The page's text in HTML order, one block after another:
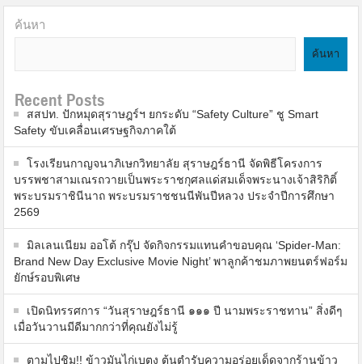
ค้นหา
ค้นหา
Recent Posts
สสปท. ปักหมุดสุราษฎร์ฯ ยกระดับ “Safety Culture” ชู Smart
Safety ขับเคลื่อนเศรษฐกิจภาคใต้
โรงเรียนกาญจนาภิเษกวิทยาลัย สุราษฎร์ธานี จัดพิธีโครงการ
บรรพชาสามเณรถวายเป็นพระราชกุศลแด่สมเด็จพระนางเจ้าสิริกิติ์
พระบรมราชินีนาถ พระบรมราชชนนีพันปีหลวง ประจำปีการศึกษา
2569
มิลเลนเนียม ออโต้ กรุ๊ป จัดกิจกรรมแทนคำขอบคุณ ‘Spider-Man:
Brand New Day Exclusive Movie Night’ พาลูกค้าชมภาพยนตร์ฟอร์ม
ยักษ์รอบพิเศษ
เปิดนิทรรศการ “วันสุราษฎร์ธานี ๑๑๑ ปี นามพระราชทาน” สิ่งดีๆ
เมื่อวันวานมีดีมากกว่าที่คุณยังไม่รู้
ตามไปชิม!! ข้าวมันไก่เบตง ต้นตำรับความอร่อยเด็ดจากร้านข้าว